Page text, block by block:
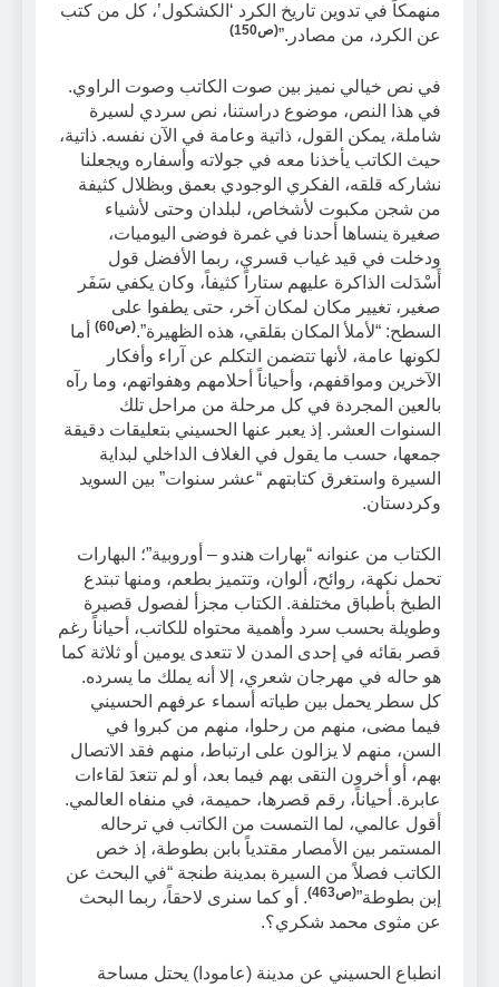
منهمكاً في تدوين تاريخ الكرد ‘الكشكول’، كل من كتب
عن الكرد، من مصادر.”(ص150)
في نص خيالي نميز بين صوت الكاتب وصوت الراوي.
في هذا النص، موضوع دراستنا، نص سردي لسيرة
شاملة، يمكن القول، ذاتية وعامة في الآن نفسه. ذاتية،
حيث الكاتب يأخذنا معه في جولاته وأسفاره ويجعلنا
نشاركه قلقه، الفكري الوجودي بعمق وبظلال كثيفة
من شجن مكبوت لأشخاص، لبلدان وحتى لأشياء
صغيرة ينساها أحدنا في غمرة فوضى اليوميات،
ودخلت في قيد غياب قسري، ربما الأفضل قول
أَسْدَلت الذاكرة عليهم ستاراً كثيفاً، وكان يكفي سَفَر
صغير، تغيير مكان لمكان آخر، حتى يطفوا على
السطح: “لأملأ المكان بقلقي، هذه الظهيرة”.(ص60)
أما
لكونها عامة، لأنها تتضمن التكلم عن آراء وأفكار
الآخرين ومواقفهم، وأحياناً أحلامهم وهفواتهم، وما رآه
بالعين المجردة في كل مرحلة من مراحل تلك
السنوات العشر. إذ يعبر عنها الحسيني بتعليقات دقيقة
جمعها، حسب ما يقول في الغلاف الداخلي لبداية
السيرة واستغرق كتابتهم “عشر سنوات” بين السويد
وكردستان.
الكتاب من عنوانه “بهارات هندو – أوروبية”؛ البهارات
تحمل نكهة، روائح، ألوان، وتتميز بطعم، ومنها تبتدع
الطبخ بأطباق مختلفة. الكتاب مجزأ لفصول قصيرة
وطويلة بحسب سرد وأهمية محتواه للكاتب، أحياناً رغم
قصر بقائه في إحدى المدن لا تتعدى يومين أو ثلاثة كما
هو حاله في مهرجان شعري، إلا أنه يملك ما يسرده.
كل سطر يحمل بين طياته أسماء عرفهم الحسيني
فيما مضى، منهم من رحلوا، منهم من كبروا في
السن، منهم لا يزالون على ارتباط، منهم فقد الاتصال
بهم، أو أخرون التقى بهم فيما بعد، أو لم تتعدَ لقاءات
عابرة. أحياناً، رقم قصرها، حميمة، في منفاه العالمي.
أقول عالمي، لما التمست من الكاتب في ترحاله
المستمر بين الأمصار مقتدياً بابن بطوطة، إذ خص
الكاتب فصلاً من السيرة بمدينة طنجة “في البحث عن
إبن بطوطة”(ص463)
. أو كما سنرى لاحقاً، ربما البحث
عن مثوى محمد شكري؟.
انطباع الحسيني عن مدينة (عامودا) يحتل مساحة